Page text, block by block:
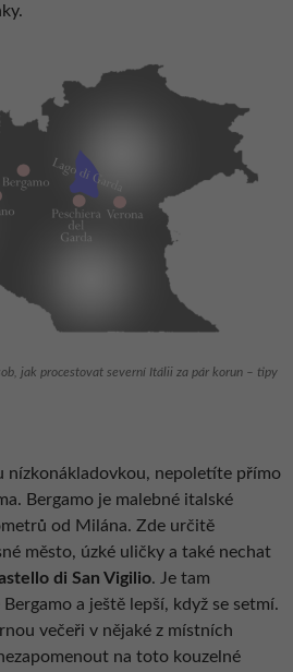
jak procestovat severní Itálii za pár korun – tipy
nízkonákladovkou, nepoletíte přímo
Bergamo je malebné italské
od Milána. Zde určitě
město, úzké uličky a také nechat
di San Vigilio. Je tam
a ještě lepší, když se setmí.
večeři v nějaké z místních
na toto kouzelné